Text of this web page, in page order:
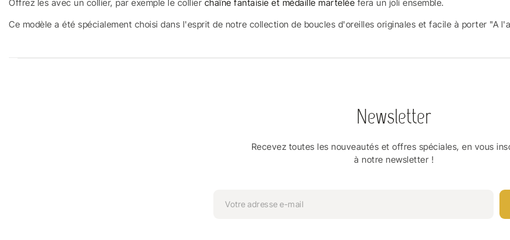
Offrez les avec un collier, par exemple le collier chaîne fantaisie et médaille martelée fera un joli ensemble.
Ce modèle a été spécialement choisi dans l'esprit de notre collection de boucles d'oreilles originales et facile à porter "A
Newsletter
Recevez toutes les nouveautés et offres spéciales, en vous
à notre newsletter !